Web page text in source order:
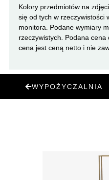
Kolory przedmiotów na
się od tych w rzeczywistości
monitora. Podane wymiary
rzeczywistych. Podana
cena jest ceną netto i nie
WYPOŻYCZALNIA